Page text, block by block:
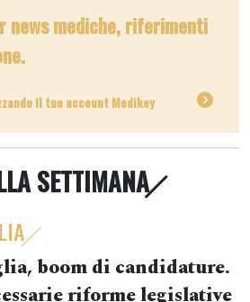
news mediche, riferimenti
il tuo account Medikey
SETTIMANA
boom di candidature.
riforme legislative